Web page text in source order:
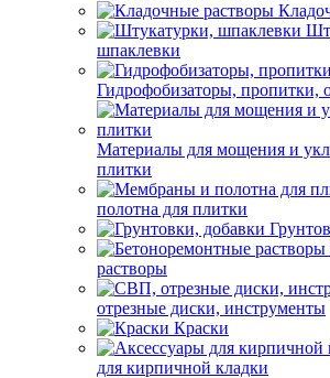
шпаклевки
Гидрофобизаторы, пропитки,
Материалы для мощения и
плитки
полотна для плитки
растворы
отрезные диски, инструменты
Краски
для кирпичной кладки